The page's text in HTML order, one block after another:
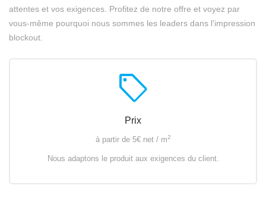
attentes et vos exigences. Profitez de notre offre et voyez par
vous-même pourquoi nous sommes les leaders dans l'impression
blockout.
sell
Prix
à partir de 5€ net / m2
Nous adaptons le produit aux exigences du client.